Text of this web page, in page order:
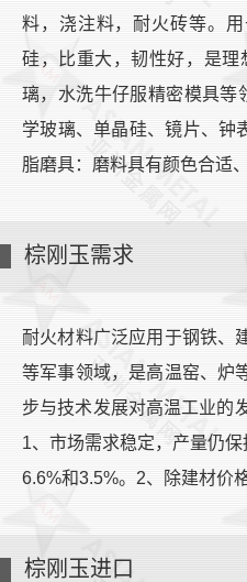
料，浇注料，耐火砖等。
硅，比重大，韧性好，是理
璃，水洗牛仔服精密模具等
学玻璃、单晶硅、镜片、钟
脂磨具：磨料具有颜色合适
棕刚玉需求
耐火材料广泛应用于钢铁、
等军事领域，是高温窑、炉
步与技术发展对高温工业的
1、市场需求稳定，产量仍
6.6%和3.5%。2、除建材价
棕刚玉进口